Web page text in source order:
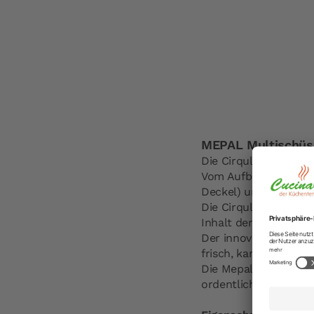
MEPAL
Die Cirqula Serie
Vom Aufbewahren
Deckel) und dem
Die Cirqula besteht
Inhalt der Schüssel.
Der innovative
frisch, kann perfekt
Die Mepal Cirqula
ordentlich